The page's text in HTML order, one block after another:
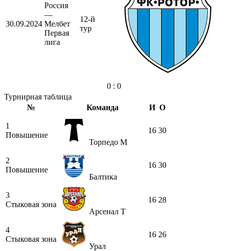
30.09.2024
Россия
—
Мелбет
Первая
лига
12-й
тур
0 : 0
Турнирная таблица
№
Команда И О
1
Повышение
Торпедо М
16 30
2
Повышение
Балтика
16 30
3
Стыковая зона
Арсенал Т
16 28
4
Стыковая зона
Урал
16 26